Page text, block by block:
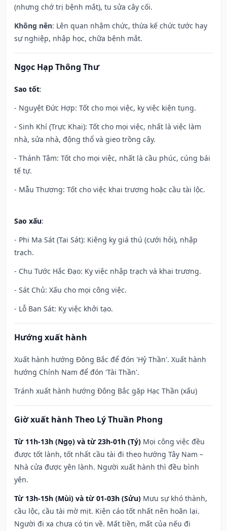
(nhưng chớ trị bệnh mắt), tu sửa cây cối.
Không nên: Lên quan nhậm chức, thừa kế chức tước hay
sự nghiệp, nhập học, chữa bệnh mắt.
Ngọc Hạp Thông Thư
Sao tốt:
- Nguyệt Đức Hợp: Tốt cho mọi việc, kỵ việc kiện tụng.
- Sinh Khí (Trực Khai): Tốt cho mọi việc, nhất là việc làm
nhà, sửa nhà, động thổ và gieo trồng cây.
- Thánh Tâm: Tốt cho mọi việc, nhất là cầu phúc, cúng bái
tế tự.
- Mẫu Thương: Tốt cho việc khai trương hoặc cầu tài lộc.
Sao xấu:
- Phi Ma Sát (Tai Sát): Kiêng kỵ giá thú (cưới hỏi), nhập
trạch.
- Chu Tước Hắc Đạo: Kỵ việc nhập trạch và khai trương.
- Sát Chủ: Xấu cho mọi công việc.
- Lỗ Ban Sát: Kỵ việc khởi tạo.
Hướng xuất hành
Xuất hành hướng Đông Bắc để đón 'Hỷ Thần'. Xuất hành
hướng Chính Nam để đón 'Tài Thần'.
Tránh xuất hành hướng Đông Bắc gặp Hạc Thần (xấu)
Giờ xuất hành Theo Lý Thuần Phong
Từ 11h-13h (Ngọ) và từ 23h-01h (Tý) Mọi công việc đều
được tốt lành, tốt nhất cầu tài đi theo hướng Tây Nam –
Nhà cửa được yên lành. Người xuất hành thì đều bình
yên.
Từ 13h-15h (Mùi) và từ 01-03h (Sửu) Mưu sự khó thành,
cầu lộc, cầu tài mờ mịt. Kiện cáo tốt nhất nên hoãn lại.
Người đi xa chưa có tin về. Mất tiền, mất của nếu đi